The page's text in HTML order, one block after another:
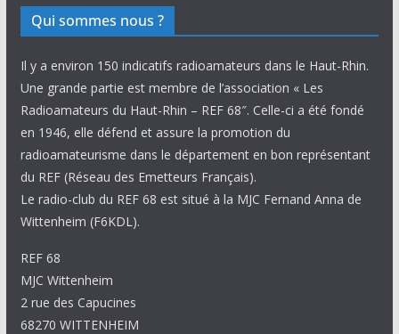
Qui sommes nous ?
Il y a environ 150 indicatifs radioamateurs dans le Haut-Rhin.
Une grande partie est membre de l’association « Les
Radioamateurs du Haut-Rhin – REF 68″. Celle-ci a été fondé
en 1946, elle défend et assure la promotion du
radioamateurisme dans le département en bon représentant
du REF (Réseau des Emetteurs Français).
Le radio-club du REF 68 est situé à la MJC Fernand Anna de
Wittenheim (F6KDL).
REF 68
MJC Wittenheim
2 rue des Capucines
68270 WITTENHEIM